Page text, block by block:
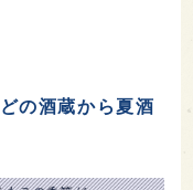
の酒蔵から夏酒